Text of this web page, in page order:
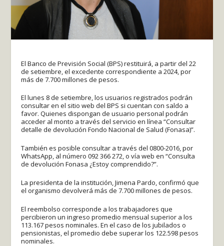
El Banco de Previsión Social (BPS) restituirá, a partir del 22
de setiembre, el excedente correspondiente a 2024, por
más de 7.700 millones de pesos.
El lunes 8 de setiembre, los usuarios registrados podrán
consultar en el sitio web del BPS si cuentan con saldo a
favor. Quienes dispongan de usuario personal podrán
acceder al monto a través del servicio en línea “Consultar
detalle de devolución Fondo Nacional de Salud (Fonasa)”.
También es posible consultar a través del 0800-2016, por
WhatsApp, al número 092 366 272, o vía web en “Consulta
de devolución Fonasa ¿Estoy comprendido?”.
La presidenta de la institución, Jimena Pardo, confirmó que
el organismo devolverá más de 7.700 millones de pesos.
El reembolso corresponde a los trabajadores que
percibieron un ingreso promedio mensual superior a los
113.167 pesos nominales. En el caso de los jubilados o
pensionistas, el promedio debe superar los 122.598 pesos
nominales.